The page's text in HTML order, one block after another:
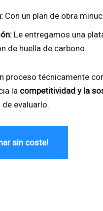
Con un plan de obra
Le entregamos una
de huella de carbono.
proceso técnicamente
la competitividad y la
evaluarlo.
sin coste!